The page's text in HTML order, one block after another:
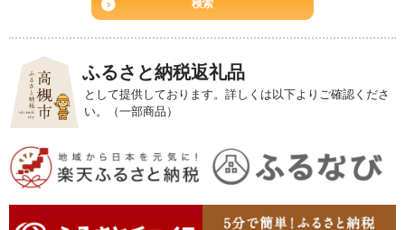
ふるさと納税返礼品
として提供しております。詳しくは以下よりご確認くださ
い。（一部商品）